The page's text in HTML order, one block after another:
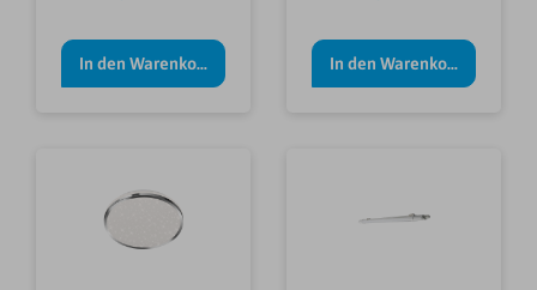
In den Warenkorb In den Warenkorb